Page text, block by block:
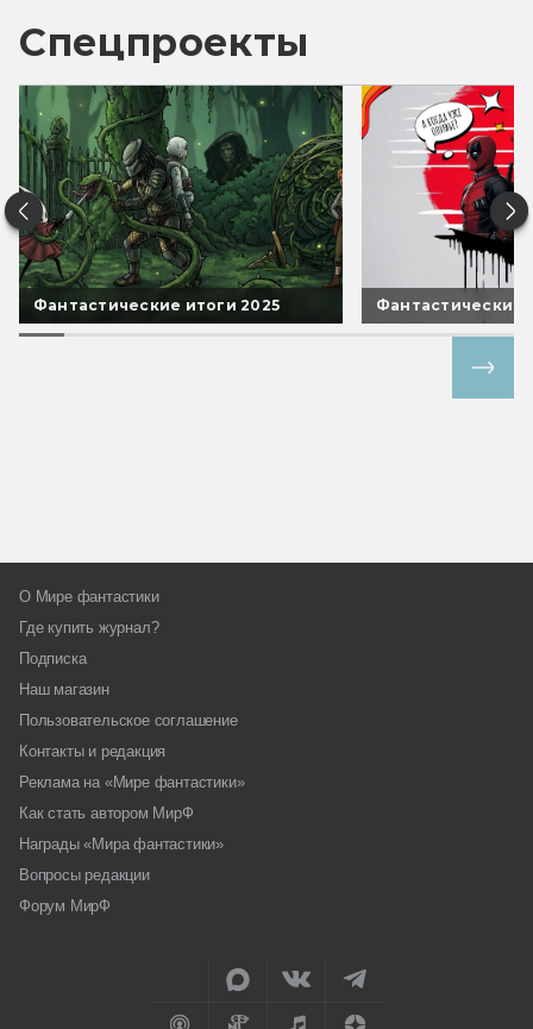
Спецпроекты
Фантастические итоги 2025 Фантастические
О Мире фантастики
Где купить журнал?
Подписка
Наш магазин
Пользовательское соглашение
Контакты и редакция
Реклама на «Мире фантастики»
Как стать автором МирФ
Награды «Мира фантастики»
Вопросы редакции
Форум МирФ